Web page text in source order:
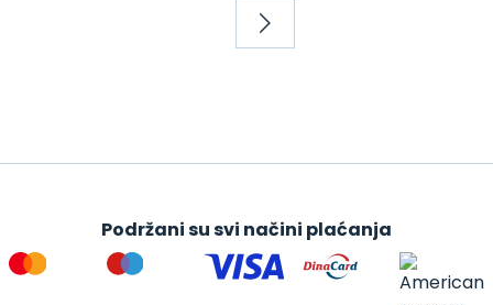
Podržani su svi načini plaćanja